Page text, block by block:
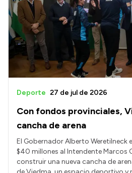
Con fondos provinciales,
cancha de arena
Deporte 27 de jul de 2026
El Gobernador Alberto Weretilneck
$40 millones al Intendente Marcos
construir una nueva cancha de